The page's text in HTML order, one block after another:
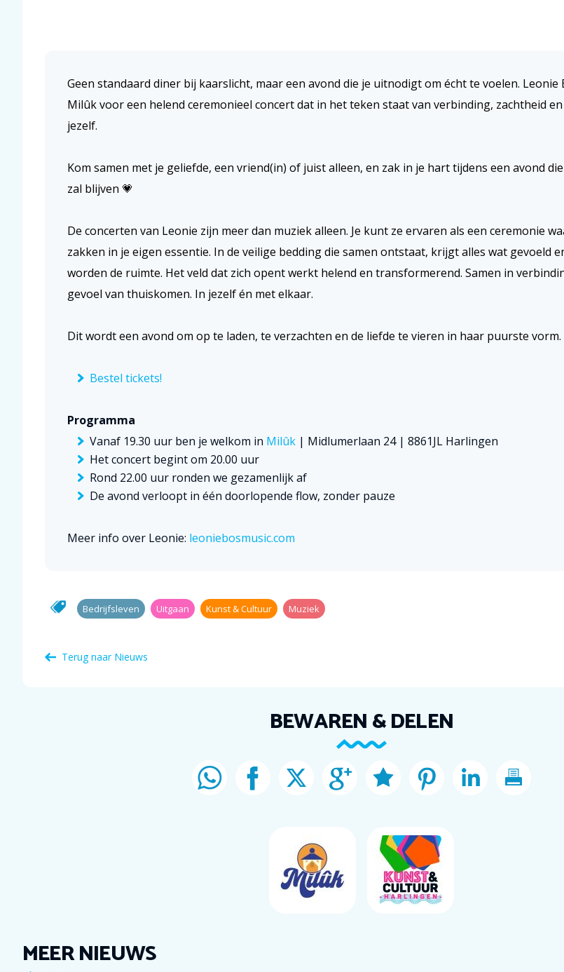
Geen standaard diner bij kaarslicht, maar een avond die je uitnodigt om écht te voelen. Leonie
Milûkvoor een helend ceremonieel concert dat in het teken staat van verbinding, zachtheid
jezelf.
Kom samen met je geliefde, een vriend(in) of juist alleen, en zak in je hart tijdens een avond
zal blijven 💗
De concerten van Leonie zijn meer dan muziek alleen. Je kunt ze ervaren als een ceremonie
zakken in je eigen essentie. In de veilige bedding die samen ontstaat, krijgt alles wat gevoeld
worden de ruimte. Het veld dat zich opent werkt helend en transformerend. Samen in
gevoel van thuiskomen. In jezelf én met elkaar.
Dit wordt een avond om op te laden, te verzachten en de liefde te vieren in haar puurste vorm.
Bestel tickets!
Programma
Vanaf 19.30 uur ben je welkom in Milûk | Midlumerlaan 24 | 8861JL Harlingen
Het concert begint om 20.00 uur
Rond 22.00 uur ronden we gezamenlijk af
De avond verloopt in één doorlopende flow, zonder pauze
Meer info over Leonie: leoniebosmusic.com
Bedrijfsleven Uitgaan Kunst & Cultuur Muziek
Terug naar Nieuws
BEWAREN & DELEN
MEER NIEUWS